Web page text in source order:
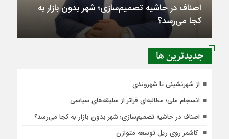
اصناف در حاشیه تصمیم‌سازی؛ شهر بدون بازار به
کجا می‌رسد؟
جديدترين ها
از شهرنشینی تا شهروندی
انسجام ملی؛ مطالبه‌ای فراتر از سلیقه‌های سیاسی
اصناف در حاشیه تصمیم‌سازی؛ شهر بدون بازار به کجا می‌رسد؟
کاشمر روی ریل توسعه متوازن